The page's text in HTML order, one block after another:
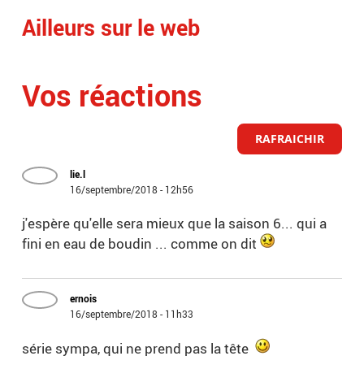
Ailleurs sur le web
Vos réactions
RAFRAICHIR
lie.l
16/septembre/2018 - 12h56
j'espère qu'elle sera mieux que la saison 6... qui a
fini en eau de boudin ... comme on dit
ernois
16/septembre/2018 - 11h33
série sympa, qui ne prend pas la tête